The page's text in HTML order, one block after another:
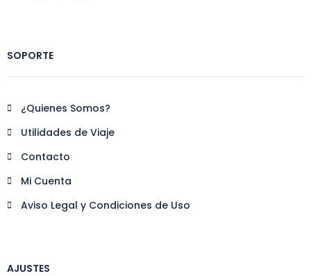
SOPORTE
¿Quienes Somos?
Utilidades de Viaje
Contacto
Mi Cuenta
Aviso Legal y Condiciones de Uso
AJUSTES